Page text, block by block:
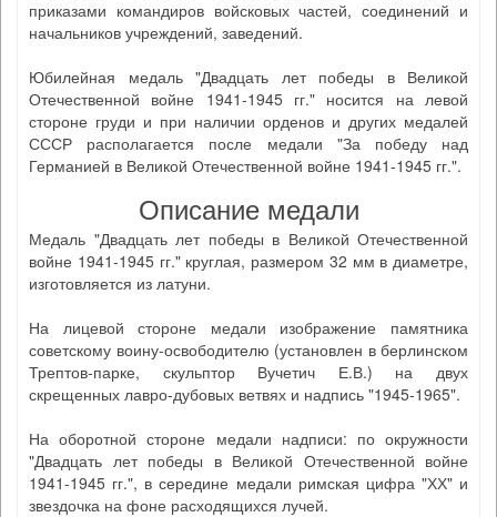
приказами командиров войсковых частей, соединений и
начальников учреждений, заведений.
Юбилейная медаль "Двадцать лет победы в Великой
Отечественной войне 1941-1945 гг." носится на левой
стороне груди и при наличии орденов и других медалей
СССР располагается после медали "За победу над
Германией в Великой Отечественной войне 1941-1945 гг.".
Описание медали
Медаль "Двадцать лет победы в Великой Отечественной
войне 1941-1945 гг." круглая, размером 32 мм в диаметре,
изготовляется из латуни.
На лицевой стороне медали изображение памятника
советскому воину-освободителю (установлен в берлинском
Трептов-парке, скульптор Вучетич Е.В.) на двух
скрещенных лавро-дубовых ветвях и надпись "1945-1965".
На оборотной стороне медали надписи: по окружности
"Двадцать лет победы в Великой Отечественной войне
1941-1945 гг.", в середине медали римская цифра "ХХ" и
звездочка на фоне расходящихся лучей.